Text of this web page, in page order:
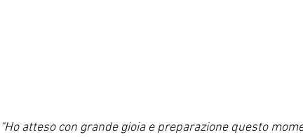
“Ho atteso con grande gioia e preparazione questo